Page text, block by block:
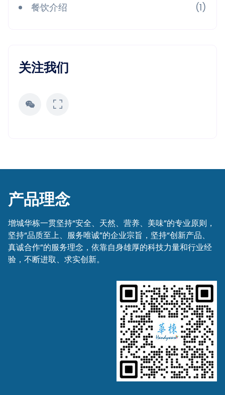
餐饮介绍
(1)
关注我们
产品理念
增城华栋一贯坚持“安全、天然、营养、美味”的专业原则，
坚持“品质至上、服务唯诚”的企业宗旨，坚持“创新产品、
真诚合作”的服务理念，依靠自身雄厚的科技力量和行业经
验，不断进取、求实创新。